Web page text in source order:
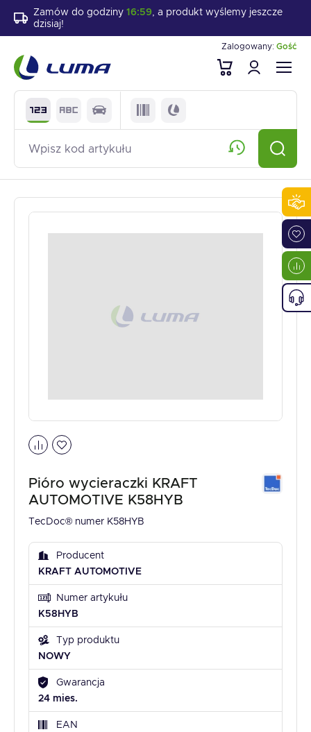
Zamów do godziny 16:59, a produkt wyślemy jeszcze
dzisiaj!
Zalogowany: Gość
Pióro wycieraczki KRAFT
AUTOMOTIVE K58HYB
TecDoc® numer K58HYB
Producent
KRAFT AUTOMOTIVE
Numer artykułu
K58HYB
Typ produktu
NOWY
Gwarancja
24 mies.
EAN